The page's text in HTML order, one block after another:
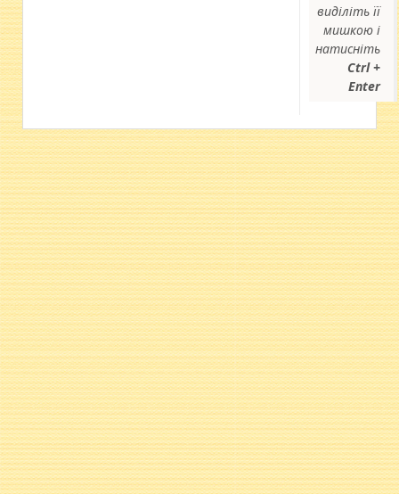
виділіть її
мишкою і
натисніть
Ctrl +
Enter